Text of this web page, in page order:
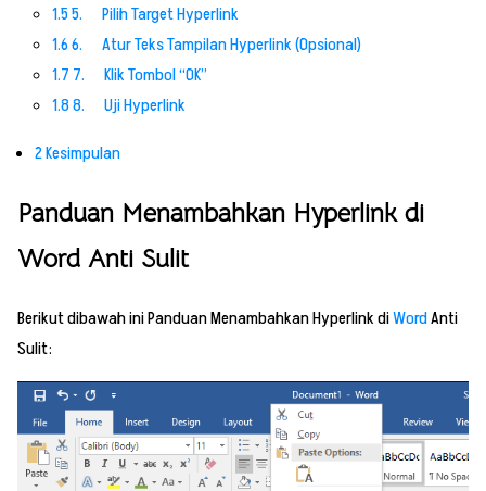
1.55. Pilih Target Hyperlink
1.66. Atur Teks Tampilan Hyperlink (Opsional)
1.7 7. Klik Tombol “OK”
1.88. Uji Hyperlink
2Kesimpulan
Panduan Menambahkan Hyperlink di
Word Anti Sulit
Berikut dibawah ini Panduan Menambahkan Hyperlink diWordAnti
Sulit: